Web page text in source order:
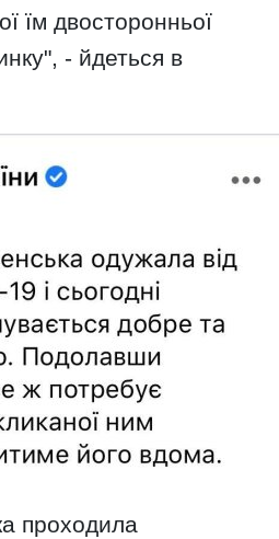
їм двосторонньої
- йдеться в
проходила